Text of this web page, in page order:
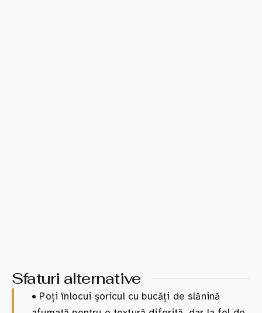
Sfaturi alternative
• Poți înlocui șoricul cu bucăți de slănină